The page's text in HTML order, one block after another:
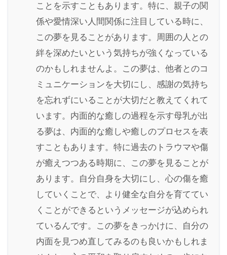
ことを示すこともあります。特に、親子の関
係や愛情深い人間関係に注目している時に、
この夢を見ることがあります。周囲の人との
絆を深めたいという気持ちが強くなっている
のかもしれませんよ。この夢は、他者とのコ
ミュニケーションを大切にし、感謝の気持ち
を忘れずにいることが大切だと教えてくれて
います。内面的な癒しの過程を示す母乳が出
る夢は、内面的な癒しや癒しのプロセスを表
すこともあります。特に過去のトラウマや傷
が癒えつつある時期に、この夢を見ることが
あります。自分自身を大切にし、心の傷を癒
していくことで、より健全な自分を育ててい
くことができるというメッセージが込められ
ているんです。この夢をきっかけに、自分の
内面を見つめ直してみるのも良いかもしれま